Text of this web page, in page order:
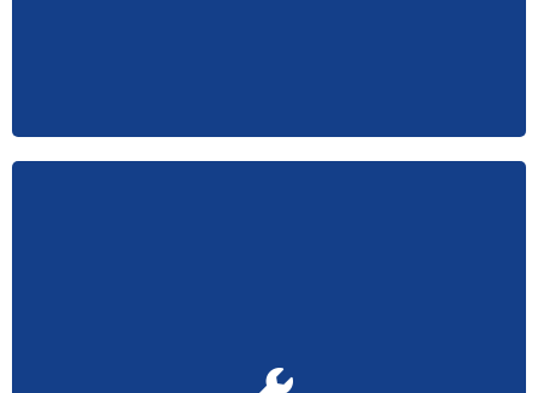
Cuando su Aire Acondicionado sufra cualquier